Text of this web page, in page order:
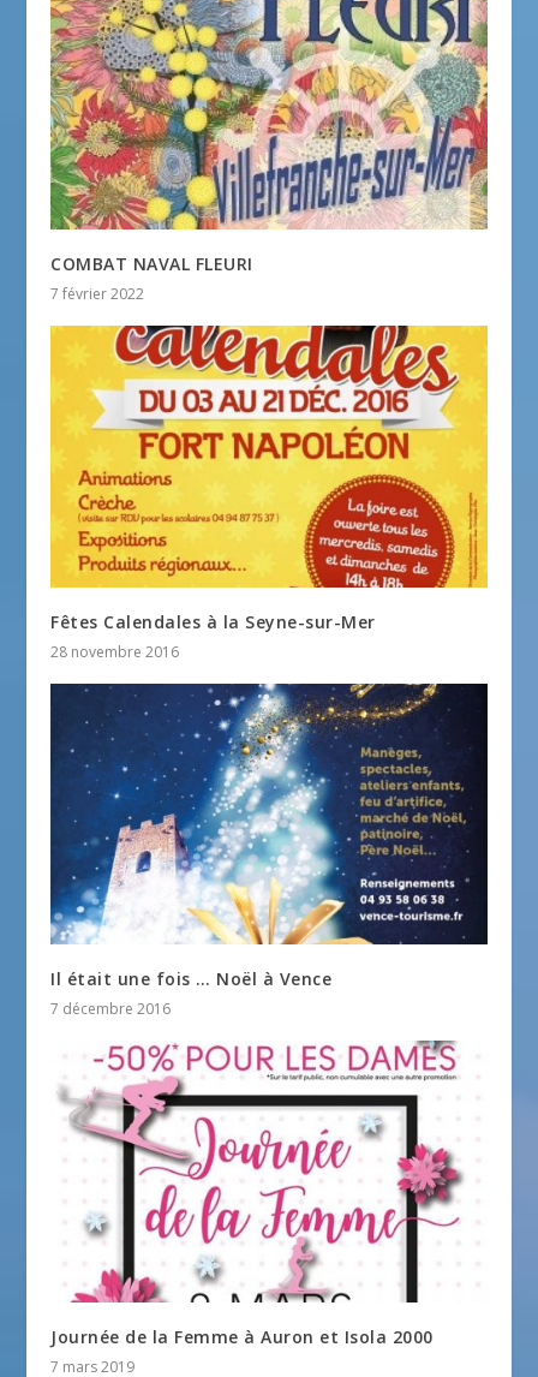
COMBAT NAVAL FLEURI
7 février 2022
Fêtes Calendales à la Seyne-sur-Mer
28 novembre 2016
Il était une fois … Noël à Vence
7 décembre 2016
Journée de la Femme à Auron et Isola 2000
7 mars 2019